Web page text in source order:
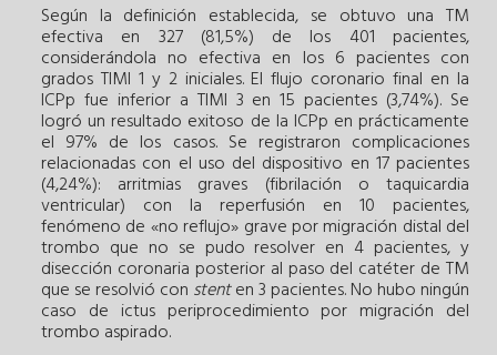
Según la definición establecida, se obtuvo una TM
efectiva en 327 (81,5%) de los 401 pacientes,
considerándola no efectiva en los 6 pacientes con
grados TIMI 1 y 2 iniciales. El flujo coronario final en la
ICPp fue inferior a TIMI 3 en 15 pacientes (3,74%). Se
logró un resultado exitoso de la ICPp en prácticamente
el 97% de los casos. Se registraron complicaciones
relacionadas con el uso del dispositivo en 17 pacientes
(4,24%): arritmias graves (fibrilación o taquicardia
ventricular) con la reperfusión en 10 pacientes,
fenómeno de «no reflujo» grave por migración distal del
trombo que no se pudo resolver en 4 pacientes, y
disección coronaria posterior al paso del catéter de TM
que se resolvió con stenten 3 pacientes. No hubo ningún
caso de ictus periprocedimiento por migración del
trombo aspirado.